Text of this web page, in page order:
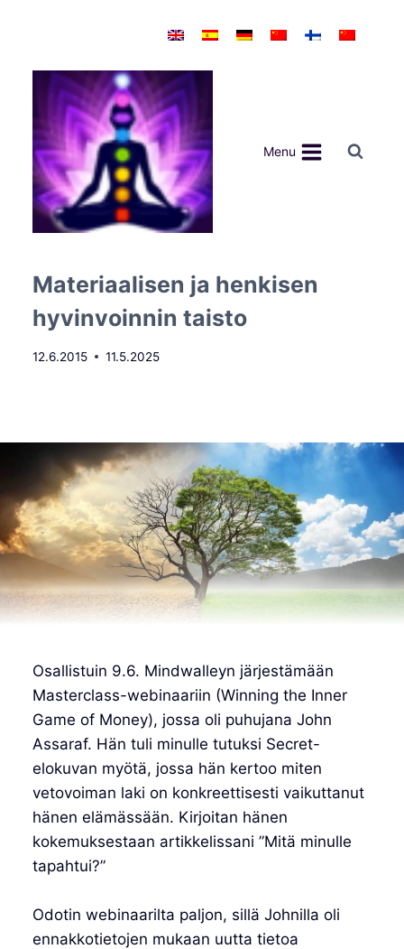
Menu
Materiaalisen ja henkisen
hyvinvoinnin taisto
12.6.2015 11.5.2025
Osallistuin 9.6. Mindwalleyn järjestämään
Masterclass-webinaariin (Winning the Inner
Game of Money), jossa oli puhujana John
Assaraf. Hän tuli minulle tutuksi Secret-
elokuvan myötä, jossa hän kertoo miten
vetovoiman laki on konkreettisesti vaikuttanut
hänen elämässään. Kirjoitan hänen
kokemuksestaan artikkelissani ”Mitä minulle
tapahtui?”
Odotin webinaarilta paljon, sillä Johnilla oli
ennakkotietojen mukaan uutta tietoa